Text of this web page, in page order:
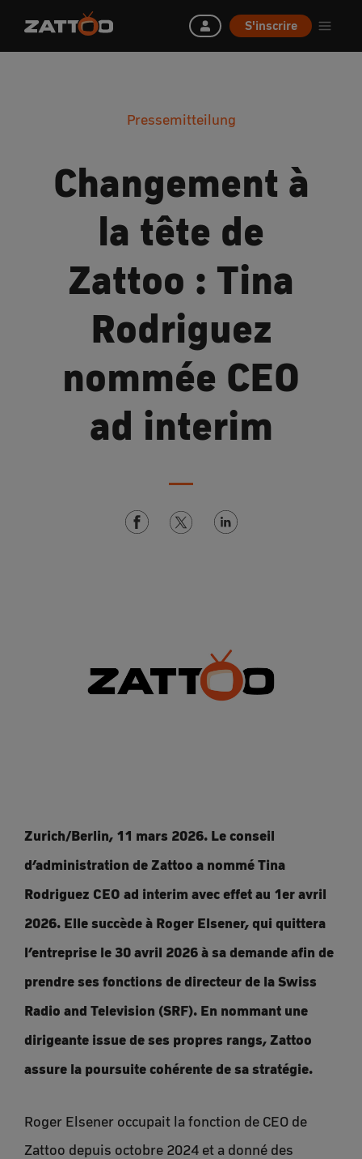
S'inscrire
Pressemitteilung
Changement à
la tête de
Zattoo : Tina
Rodriguez
nommée CEO
ad interim
Zurich/Berlin, 11 mars 2026. Le conseil
d’administration de Zattoo a nommé Tina
Rodriguez CEO ad interim avec effet au 1er avril
2026. Elle succède à Roger Elsener, qui quittera
l’entreprise le 30 avril 2026 à sa demande afin de
prendre ses fonctions de directeur de la Swiss
Radio and Television (SRF). En nommant une
dirigeante issue de ses propres rangs, Zattoo
assure la poursuite cohérente de sa stratégie.
Roger Elsener occupait la fonction de CEO de
Zattoo depuis octobre 2024 et a donné des